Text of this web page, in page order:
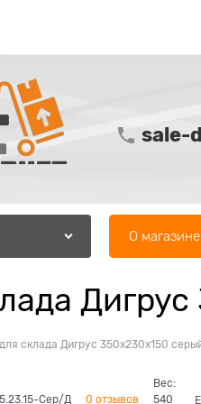
sale-
О магазине
склада Дигрус 350х230х150
Сер/Д 0 отзывов
Вес:
540